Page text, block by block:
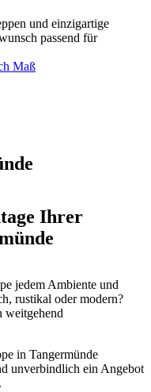
und einzigartige
passend für
Maß
Ihrer
jedem Ambiente und
rustikal oder modern?
weitgehend
in Tangermünde
unverbindlich ein Angebot